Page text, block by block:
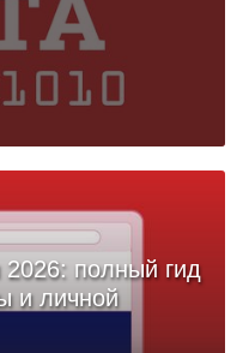
2026: полный гид
и личной